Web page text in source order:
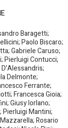
Baragetti;
Paolo Biscaro;
Gabriele Caruso;
Pierluigi Contucci;
Delmonte;
Ferrante;
Francesca Gioia;
Giusy Iorlano;
Pierluigi Mantini;
Rosario